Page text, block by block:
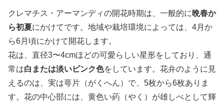
クレマチス・アーマンディの開花時期は、一般的に 晩春か
ら初夏にかけてです。地域や栽培環境によっては、4月か
ら6月頃にかけて開花します。
花は、直径3〜4cmほどの可愛らしい星形をしており、通
常は白または淡いピンク色をしています。花弁のように見
えるのは、実は萼片（がくへん）で、5枚から6枚ありま
す。花の中心部には、黄色い葯（やく）が雄しべとして輝